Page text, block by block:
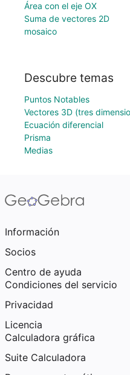
Área con el eje OX
Suma de vectores 2D
mosaico
Descubre temas
Puntos Notables
Vectores 3D (tres
Ecuación diferencial
Prisma
Medias
Información
Socios
Centro de ayuda
Condiciones del servicio
Privacidad
Licencia
Calculadora gráfica
Suite Calculadora